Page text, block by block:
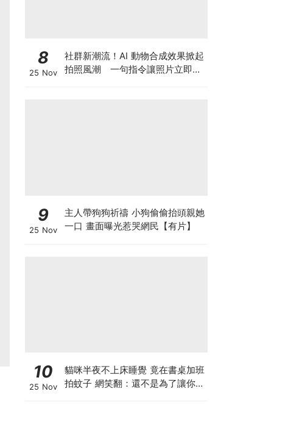
8
25 Nov
社群新潮流！AI 動物合成效果掀起
拍照風潮 一句指令讓照片立即升
9
25 Nov
主人帶狗狗祈禱 小狗偷偷抬頭親她
一口 畫面曝光惹哭網民【有片】
10
25 Nov
貓咪半夜不上床睡覺 竟在書桌加班
拍蚊子 網笑翻：還不是為了讓你睡